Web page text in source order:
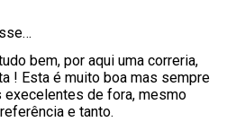
bem, por aqui uma correria,
! Esta é muito boa mas sempre
execelentes de fora, mesmo
e tanto.